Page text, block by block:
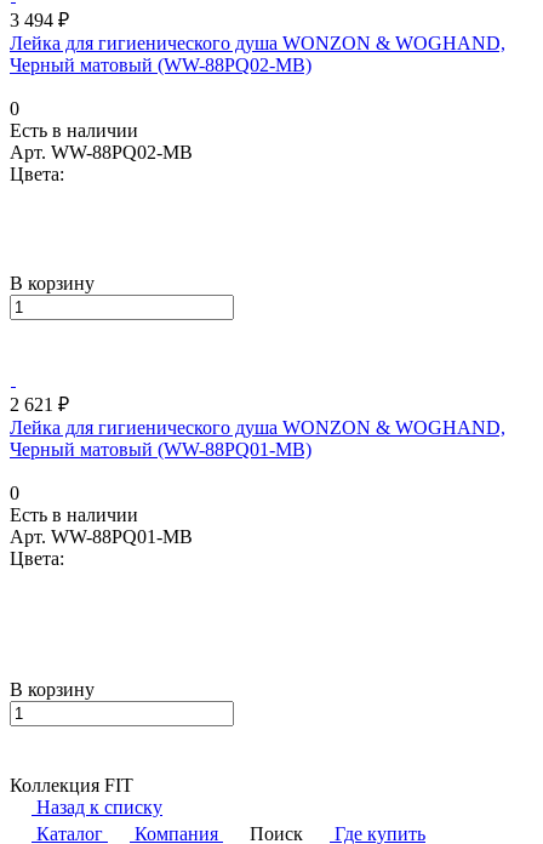
3 494 ₽
Лейка для гигиенического душа WONZON & WOGHAND,
Черный матовый (WW-88PQ02-MB)
0
Есть в наличии
Арт. WW-88PQ02-MB
Цвета:
В корзину
2 621 ₽
Лейка для гигиенического душа WONZON & WOGHAND,
Черный матовый (WW-88PQ01-MB)
0
Есть в наличии
Арт. WW-88PQ01-MB
Цвета:
В корзину
Коллекция FIT
Назад к списку
Каталог
Компания Поиск
Где купить